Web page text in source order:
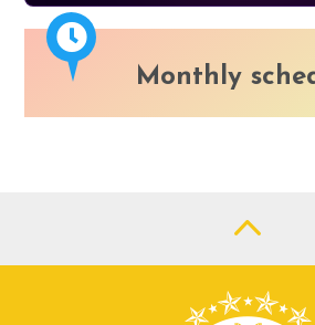
Monthly